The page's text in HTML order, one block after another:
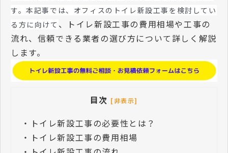
す。本記事では、オフィスのトイレ新設工事を検討してい
る方に向けて 、トイレ新設工事の費用相場や工事の
流れ、信頼できる業者の選び方について詳しく解説
します。
目次 [非表示]
・ トイレ新設工事の必要性とは？
・ トイレ新設工事の費用相場